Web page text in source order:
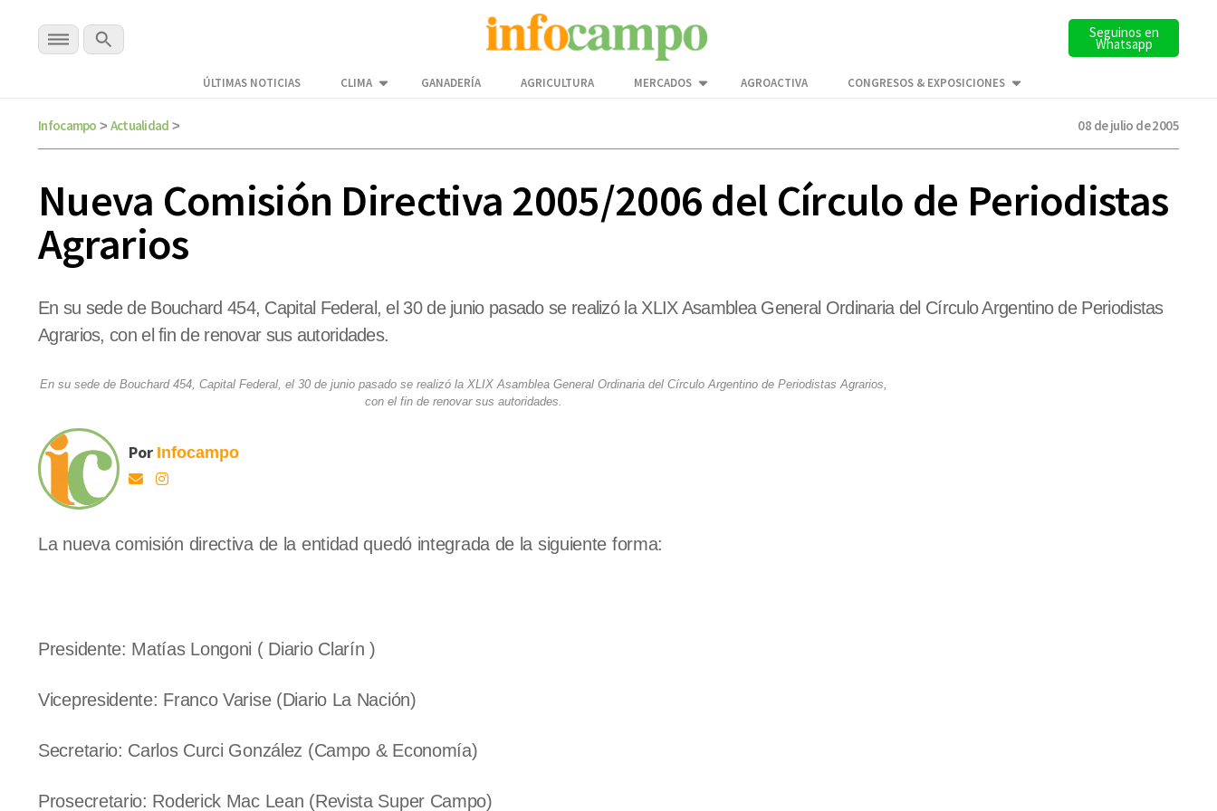
Seguinos en
Whatsapp
ÚLTIMAS NOTICIAS CLIMA GANADERÍA AGRICULTURA MERCADOS AGROACTIVA CONGRESOS & EXPOSICIONES
Infocampo > Actualidad > 08 de julio de 2005
Nueva Comisión Directiva 2005/2006 del Círculo de Periodistas
Agrarios
En su sede de Bouchard 454, Capital Federal, el 30 de junio pasado se realizó la XLIX Asamblea General Ordinaria del Círculo Argentino de Periodistas
Agrarios, con el fin de renovar sus autoridades.
En su sede de Bouchard 454, Capital Federal, el 30 de junio pasado se realizó la XLIX Asamblea General Ordinaria del Círculo Argentino de Periodistas Agrarios,
con el fin de renovar sus autoridades.
Por Infocampo
La nueva comisión directiva de la entidad quedó integrada de la siguiente forma:
Presidente: Matías Longoni ( Diario Clarín )
Vicepresidente: Franco Varise (Diario La Nación)
Secretario: Carlos Curci González (Campo & Economía)
Prosecretario: Roderick Mac Lean (Revista Super Campo)